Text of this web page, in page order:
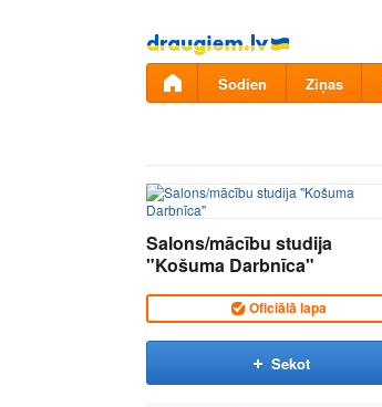
Pāriet
uz
saturu
Šodien Ziņas
Salons/mācību studija
"Košuma Darbnīca"
Oficiālā lapa
Sekot